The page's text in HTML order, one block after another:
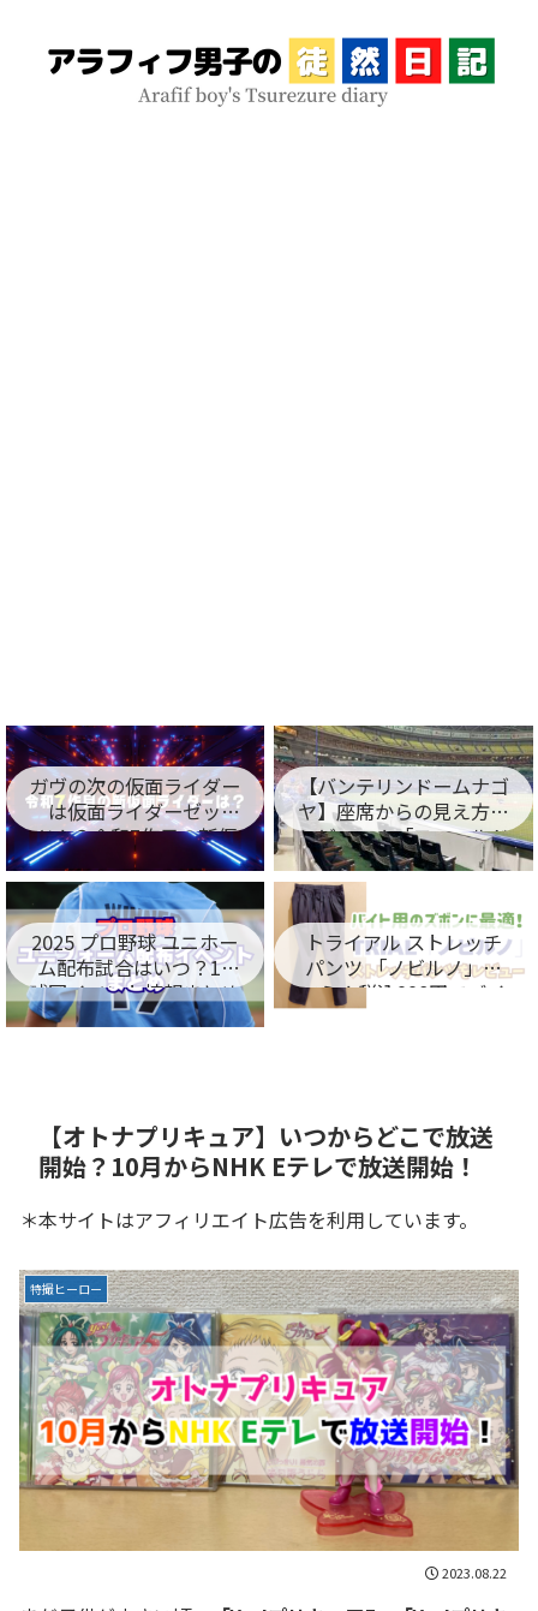
ガヴの次の仮面ライダー
は仮面ライダーゼッ
ツ！？令和7作目の新仮
面ライダー名が判明！
【バンテリンドームナゴ
ヤ】座席からの見え方を
レビュー！「フィールド
シート編」
2025 プロ野球 ユニホー
ム配布試合はいつ？12
球団イベント情報まとめ
トライアル ストレッチ
パンツ 「ノビルノ」口
コミ！税込998円でバイ
ト用のズボンに最適！
【オトナプリキュア】いつからどこで放送
開始？10月からNHK Eテレで放送開始！
＊本サイトはアフィリエイト広告を利用しています。
特撮ヒーロー
2023.08.22